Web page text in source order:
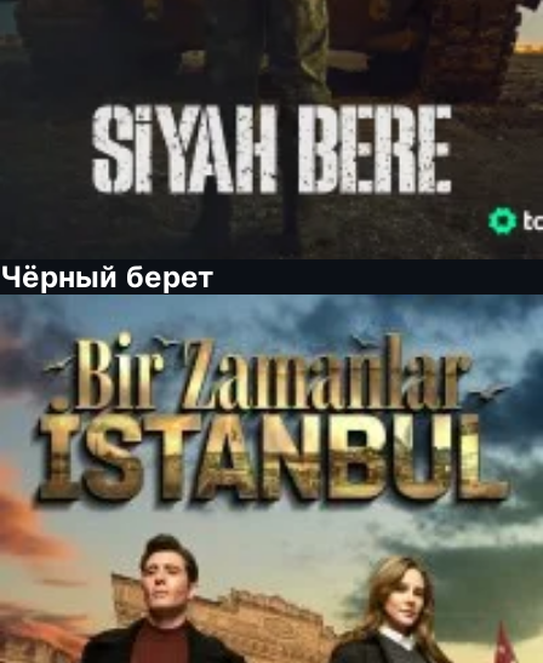
Чёрный берет